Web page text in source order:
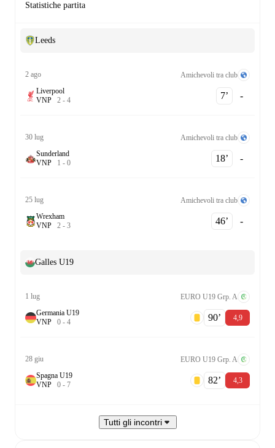
Statistiche partita
Leeds
2 ago
Amichevoli tra club
Liverpool
VNP 2 - 4 7‎’‎ -
30 lug
Amichevoli tra club
Sunderland
VNP 1 - 0 18‎’‎ -
25 lug
Amichevoli tra club
Wrexham
VNP 2 - 3 46‎’‎ -
Galles U19
1 lug
EURO U19 Grp. A
Germania U19
VNP 0 - 4 90‎’‎ 4,9
28 giu
EURO U19 Grp. A
Spagna U19
VNP 0 - 7 82‎’‎ 4,3
Tutti gli incontri